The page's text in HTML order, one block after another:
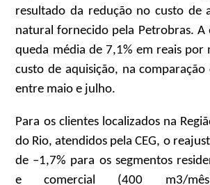
resultado da redução no custo de
natural fornecido pela Petrobras. A
queda média de 7,1% em reais por
custo de aquisição, na
entre maio e julho.
Para os clientes localizados na
do Rio, atendidos pela CEG, o
de –1,7% para os segmentos
e comercial (400 m3/